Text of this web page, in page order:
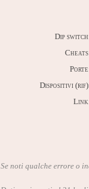
Dip
Dispositivi
Se noti qualche errore o